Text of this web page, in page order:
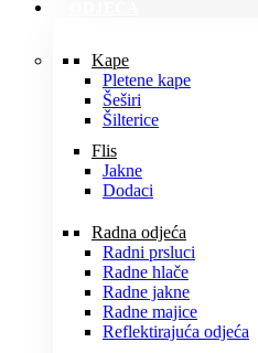
Kape
Pletene kape
Šeširi
Šilterice
Flis
Jakne
Dodaci
Radna odjeća
Radni prsluci
Radne hlače
Radne jakne
Radne majice
Reflektirajuća odjeća